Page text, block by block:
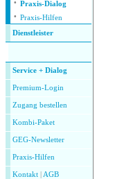
Praxis-Dialog
· Praxis-Hilfen
Dienstleister
Service + Dialog
Premium-Login
Zugang bestellen
Kombi-Paket
GEG-Newsletter
Praxis-Hilfen
Kontakt AGB